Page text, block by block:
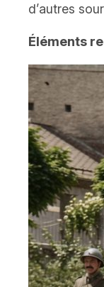
d’autres
Éléments